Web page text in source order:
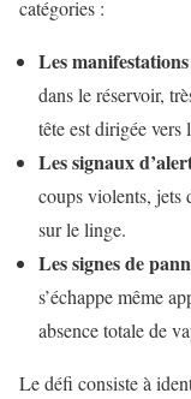
catégories :
Les
dans le réservoir,
tête est dirigée vers
Les signaux
coups violents, jets
sur le linge.
Les signes de
s’échappe même
absence totale de
Le défi consiste à